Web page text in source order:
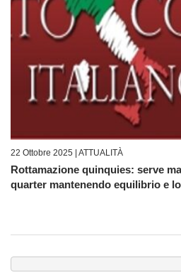
22 Ottobre 2025 | ATTUALITÀ
Rottamazione quinquies: serve
quarter mantenendo equilibrio e